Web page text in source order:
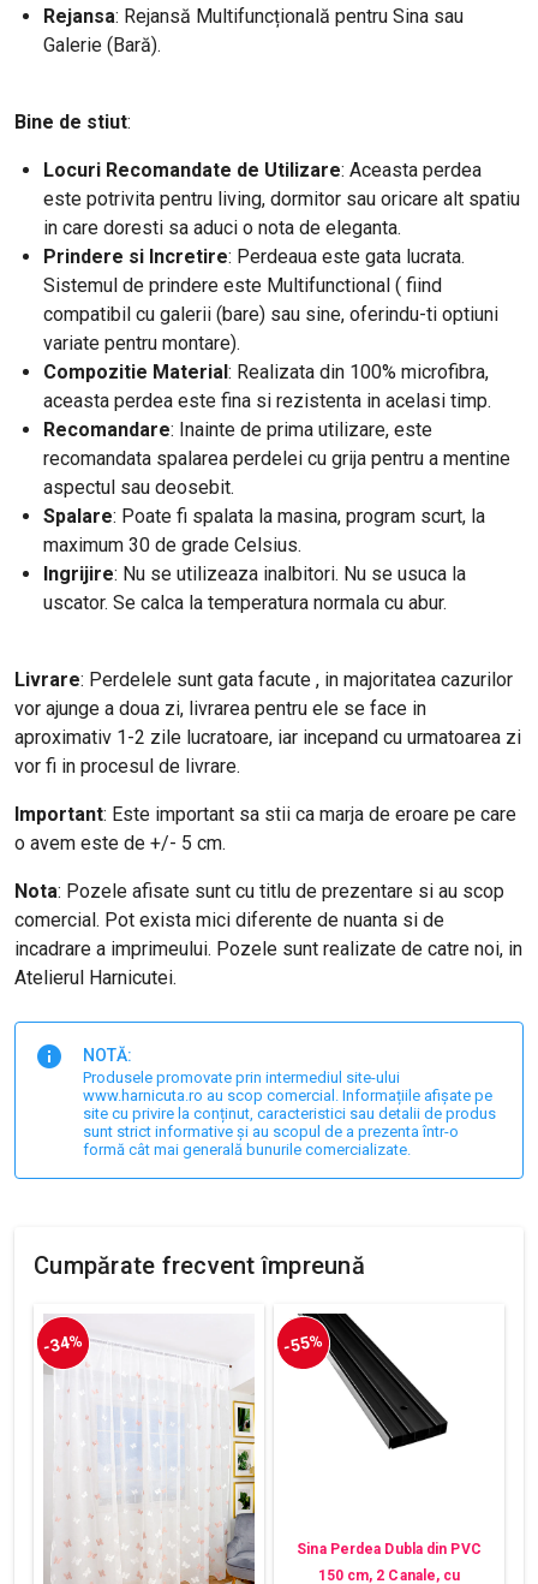
Rejansa: Rejansă Multifuncțională pentru Sina sau
Galerie (Bară).
Bine de stiut:
Locuri Recomandate de Utilizare: Aceasta perdea
este potrivita pentru living, dormitor sau oricare alt spatiu
in care doresti sa aduci o nota de eleganta.
Prindere si Incretire: Perdeaua este gata lucrata.
Sistemul de prindere este Multifunctional ( fiind
compatibil cu galerii (bare) sau sine, oferindu-ti optiuni
variate pentru montare).
Compozitie Material: Realizata din 100% microfibra,
aceasta perdea este fina si rezistenta in acelasi timp.
Recomandare: Inainte de prima utilizare, este
recomandata spalarea perdelei cu grija pentru a mentine
aspectul sau deosebit.
Spalare: Poate fi spalata la masina, program scurt, la
maximum 30 de grade Celsius.
Ingrijire: Nu se utilizeaza inalbitori. Nu se usuca la
uscator. Se calca la temperatura normala cu abur.
Livrare: Perdelele sunt gata facute , in majoritatea cazurilor
vor ajunge a doua zi, livrarea pentru ele se face in
aproximativ 1-2 zile lucratoare, iar incepand cu urmatoarea zi
vor fi in procesul de livrare.
Important: Este important sa stii ca marja de eroare pe care
o avem este de +/- 5 cm.
Nota: Pozele afisate sunt cu titlu de prezentare si au scop
comercial. Pot exista mici diferente de nuanta si de
incadrare a imprimeului. Pozele sunt realizate de catre noi, in
Atelierul Harnicutei.
NOTĂ:
Produsele promovate prin intermediul site-ului
www.harnicuta.ro au scop comercial. Informațiile afișate pe
site cu privire la conținut, caracteristici sau detalii de produs
sunt strict informative și au scopul de a prezenta într-o
formă cât mai generală bunurile comercializate.
Cumpărate frecvent împreună
-34% -55%
Sina Perdea Dubla din PVC
150 cm, 2 Canale, cu